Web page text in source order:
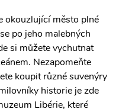
okouzlující město plné
po jeho malebných
si můžete vychutnat
Nezapomeňte
koupit různé suvenýry
historie je zde
Libérie, které